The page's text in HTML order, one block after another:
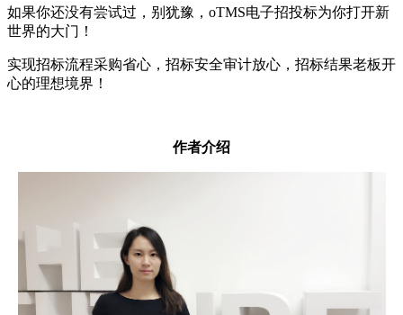
如果你还没有尝试过，别犹豫，oTMS电子招投标为你打开新
世界的大门！
实现招标流程采购省心，招标安全审计放心，招标结果老板开
心的理想境界！
作者介绍